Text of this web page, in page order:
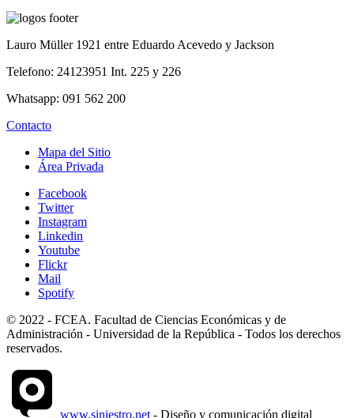
Lauro Müller 1921 entre Eduardo Acevedo y Jackson
Telefono: 24123951 Int. 225 y 226
Whatsapp: 091 562 200
Contacto
Mapa del Sitio
Área Privada
Facebook
Twitter
Instagram
Linkedin
Youtube
Flickr
Mail
Spotify
© 2022 - FCEA. Facultad de Ciencias Económicas y de
Administración - Universidad de la República - Todos los derechos
reservados.
www.siniestro.net - Diseño y comunicación digital